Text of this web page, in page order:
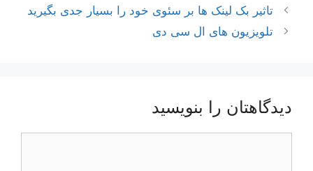
ناوبری
نوشته‌ها
تاثیر بک لینک ها بر سئوی خود را بسیار جدی بگیرید
تلویزیون های ال سی دی
دیدگاهتان را بنویسید